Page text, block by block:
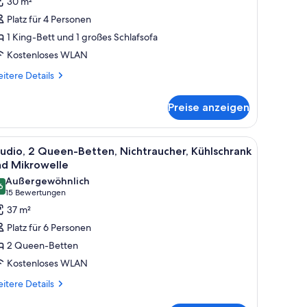
Platz für 4 Personen
1 King-Bett und 1 großes Schlafsofa
Kostenloses WLAN
Details
Preise anzeigen
gerahmten Bild an der Wand und einem Fenster mit Vorhängen.
Fernseher und Sofa. Ein Hotelzimmer mit einer Couch, zwei
7
2 Queen-Betten, Nichtraucher, Kühlschrank
Mikrowelle
von 10
Außergewöhnlich
15 Bewertungen
(15
Bewertungen)
37 m²
Platz für 6 Personen
2 Queen-Betten
Kostenloses WLAN
Details